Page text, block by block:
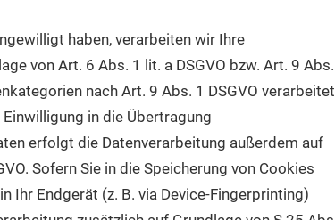
haben, verarbeiten wir Ihre
von Art. 6 Abs. 1 lit. a DSGVO bzw. Art. 9 Abs.
nach Art. 9 Abs. 1 DSGVO verarbeitet
in die Übertragung
erfolgt die Datenverarbeitung außerdem auf
Sofern Sie in die Speicherung von Cookies
Ihr Endgerät (z. B. via Device-Fingerprinting)